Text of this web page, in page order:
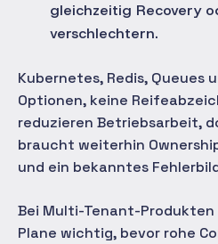
gleichzeitig Recovery
verschlechtern.
Kubernetes, Redis, Queues
Optionen, keine
reduzieren Betriebsarbeit,
braucht weiterhin
und ein bekanntes
Bei Multi-Tenant-
Plane wichtig, bevor rohe